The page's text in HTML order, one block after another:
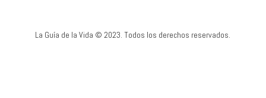
La Guía de la Vida © 2023. Todos los derechos reservados.